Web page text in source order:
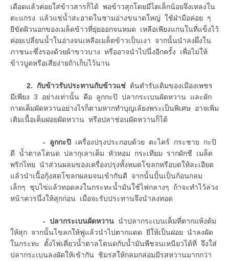
เดือดแล้วค่อยใส่ข้าวสารก็ได้ พอข้าวสุกโดยมีไตเล็กน้อยจึงเทลงใน
ตะแกรง แล้วแช่น้ำสะอาดในชามอ่างขนาดใหญ่ ใช้ฝ่ามือค่อย ๆ
ยีขัดผิวนอกของเมล็ดข้าวที่ยุ่ยออกจนหมด เหลือเพียงแกนในที่แข็งไว้
ค่อยเปลี่ยนน้ำในอ่างจนเหลือเมล็ดข้าวเป็นเงา จากนั้นนำลงผึ่งใน
ภาชนะซึ่งรองด้วยผ้าขาวบาง หรืออาจนำไปนึ่งอีกครั้ง เพื่อไม่ให้
ข้าวบูดหรือเสียง่ายถ้าเก็บไว้นาน
2. กับข้าวรับประทานกับข้าวแช่ ต้นตำรับเดิมของเมืองเพชร
มีเพียง 3 อย่างเท่านั้น คือ ลูกกะปิ ปลากระเบนผัดหวาน และผัก
กาดเค็มผัดหวานอย่างไรก็ตามหากทำบุญเล้ยงพระเป็นพิเศษ อาจเพิ่ม
เติมเนื้อเค็มฝอยผัดหวาน หรือปลาช่อนผัดหวานก็ได้
- ลูกกะปิ เครื่องปรุงประกอบด้วย ตะไคร้ กระชาย กะปิ
ดี น้ำตาลโตนด ปลากุเลาเค็ม หัวหอม กระเทียม รากผักชี เมล็ด
พริกไทย นำส่วนผลมของเครื่องปรุงทั้งหมดโขลกหรือบดให้ละเอียด
แล้วนำเนื้อกุ้งสดโขลกผลมจนเข้ากันดี จากนั้นปั้นเป็นก้อนกลม
เล็กๆ ชุบไข่แล้วทอดลงในกระทะน้ำมันใช้ไฟกลางๆ ถ้าจะทำไว้ล่วง
หน้าควรนึ่งให้สุกก่อน เมื่อจะรับประทานจึงนำลงทอด
- ปลากระเบนผัดหวาน นำปลากระเบนเค็มที่ตากแห้งต้ม
ให้สุก จากนั้นโขลกให้ฟูแล้วนำไปตากแดด ยีให้เป็นฝอย นำลงผัด
ในกระทะ ตั้งไฟเคี่ยวน้ำตาลโตนดกับน้ำมันพืชจนเหนียวได้ที่ จึงใส่
ปลากระเบนลงผัดให้เข้ากัน ชิมรสให้กลมกล่อมมีรสหวานมากกว่า